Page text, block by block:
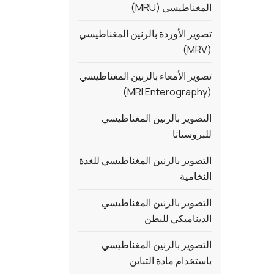
المغناطيسي (MRU)
تصوير الأوردة بالرنين المغناطيسي
(MRV)
تصوير الأمعاء بالرنين المغناطيسي
(MRI Enterography)
التصوير بالرنين المغناطيسي
للبروستاتا
التصوير بالرنين المغناطيسي للغدة
النخامية
التصوير بالرنين المغناطيسي
الديناميكي للبطن
التصوير بالرنين المغناطيسي
باستخدام مادة التباين